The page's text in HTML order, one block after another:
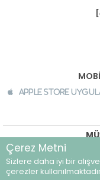
Apple Store
©
Çerez Metni
Sizlere daha iyi bir
çerezler